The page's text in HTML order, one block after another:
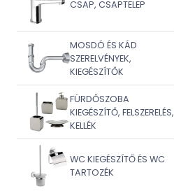
CSAP, CSAPTELEP
MOSDÓ ÉS KÁD
SZERELVÉNYEK,
KIEGÉSZÍTŐK
FÜRDŐSZOBA
KIEGÉSZÍTŐ, FELSZERELÉS,
KELLÉK
WC KIEGÉSZÍTŐ ÉS WC
TARTOZÉK